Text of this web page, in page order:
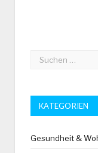
KATEGORIEN
Gesundheit &